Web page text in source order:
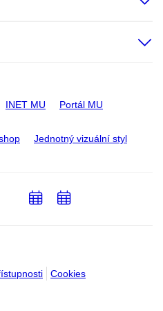
INET MU Portál MU
Jednotný vizuální styl
Cookies
PřidatPřidat